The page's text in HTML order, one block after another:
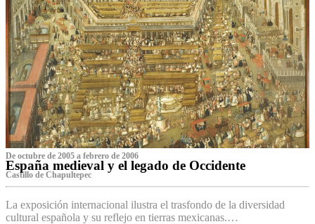
De octubre de 2005 a febrero de 2006
España medieval y el legado de Occidente
Castillo de Chapultepec
La exposición internacional ilustra el trasfondo de la diversidad
cultural española y su reflejo en tierras mexicanas.…